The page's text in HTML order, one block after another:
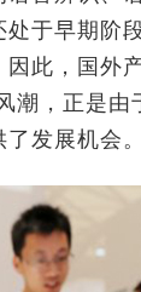
于早期阶
此，国外
潮，正是由
发展机会。